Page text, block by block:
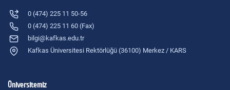
0 (474) 225 11 50-56
0 (474) 225 11 60 (Fax)
bilgi@kafkas.edu.tr
Kafkas Üniversitesi Rektörlüğü (36100) Merkez / KARS
Üniversitemiz